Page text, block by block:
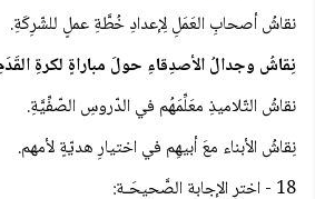
نقاشُ أصحابِ العَمَلِ لِإعدادِ خُطَّةِ عملٍ للشّرِكَةِ.
نِقاشُ وجدالُ الأصدِقاءِ حولَ مباراةٍ لكرةِ
نقاشُ التّلاميذِ معَلِّمَهُم في الدّروسِ الصّفِّيَّةِ.
نِقاشُ الأبناء معَ أبيهِم في اختيارِ هديّةٍ لأمهم.
18 - اخترِ الإجابة الصَّحيحَـة: